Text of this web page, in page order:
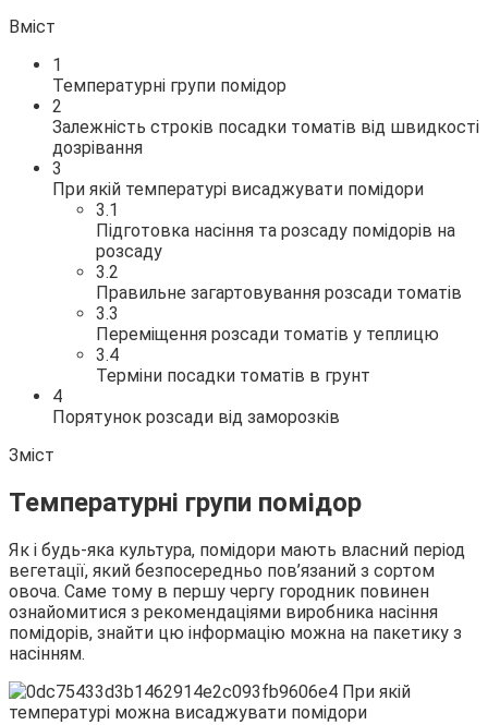
Вміст
1
Температурні групи помідор
2
Залежність строків посадки томатів від швидкості
дозрівання
3
При якій температурі висаджувати помідори
3.1
Підготовка насіння та розсаду помідорів на
розсаду
3.2
Правильне загартовування розсади томатів
3.3
Переміщення розсади томатів у теплицю
3.4
Терміни посадки томатів в грунт
4
Порятунок розсади від заморозків
Зміст
Температурні групи помідор
Як і будь-яка культура, помідори мають власний період
вегетації, який безпосередньо пов’язаний з сортом
овоча. Саме тому в першу чергу городник повинен
ознайомитися з рекомендаціями виробника насіння
помідорів, знайти цю інформацію можна на пакетику з
насінням.